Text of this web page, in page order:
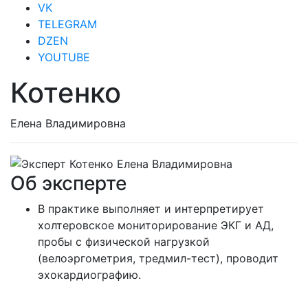
VK
TELEGRAM
DZEN
YOUTUBE
Котенко
Елена Владимировна
Об эксперте
В практике выполняет и интерпретирует
холтеровское мониторирование ЭКГ и АД,
пробы с физической нагрузкой
(велоэргометрия, тредмил-тест), проводит
эхокардиографию.